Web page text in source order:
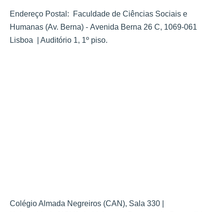
Endereço Postal:
Faculdade de Ciências Sociais e
Humanas (Av. Berna) - Avenida Berna 26 C, 1069-061
Lisboa
| Auditório 1, 1º piso.
Colégio Almada Negreiros (CAN), Sala 330 |